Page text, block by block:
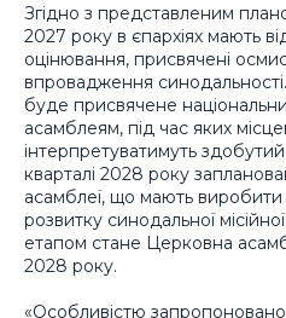
Згідно з представленим
2027 року в єпархіях мають
оцінювання, присвячені
впровадження
буде присвячене
асамблеям, під час яких
інтерпретуватимуть
кварталі 2028 року
асамблеї, що мають виробити
розвитку синодальної
етапом стане Церковна
2028 року.
«Особливістю